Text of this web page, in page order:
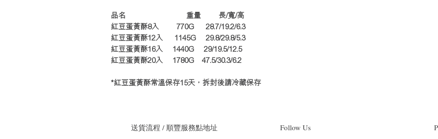
品名 重量 長/寬/高
紅豆蛋黃酥8入 770G 28.7/19.2/6.3
紅豆蛋黃酥12入 1145G 29.8/29.8/5.3
紅豆蛋黃酥16入 1440G 29/19.5/12.5
紅豆蛋黃酥20入 1780G 47.5/30.3/6.2
*紅豆蛋黃酥常溫保存15天，拆封後請冷藏保存
送貨流程 / 順豐服務點地址 Follow Us